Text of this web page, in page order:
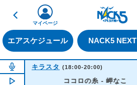
戻る
エアスケジュール NACK5 NEXT
マイページ
NOW ON AIR
キラスタ (18:00-20:00)
NOW PLAYING 19:28
ココロの糸 - 岬なこ